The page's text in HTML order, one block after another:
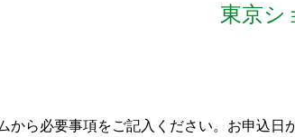
東京シ
から必要事項をご記入ください。お申込